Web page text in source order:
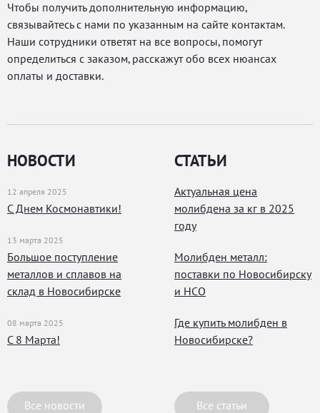
Чтобы получить дополнительную информацию,
связывайтесь с нами по указанным на сайте контактам.
Наши сотрудники ответят на все вопросы, помогут
определиться с заказом, расскажут обо всех нюансах
оплаты и доставки.
НОВОСТИ
12 апреля 2025
С Днем Космонавтики!
13 марта 2025
Большое поступление
металлов и сплавов на
склад в Новосибирске
08 марта 2025
С 8 Марта!
Все новости
СТАТЬИ
Актуальная цена
молибдена за кг в 2025
году
Молибден металл:
поставки по Новосибирску
и НСО
Где купить молибден в
Новосибирске?
Все статьи